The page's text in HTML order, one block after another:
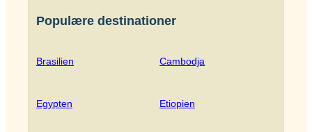
Populære destinationer
Brasilien Cambodja
Egypten Etiopien